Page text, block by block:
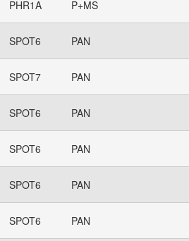
PHR1A P+MS
SPOT6 PAN
SPOT7 PAN
SPOT6 PAN
SPOT6 PAN
SPOT6 PAN
SPOT6 PAN